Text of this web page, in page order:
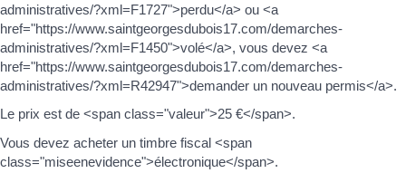
administratives/?xml=F1727">perdu</a> ou <a
href="https://www.saintgeorgesdubois17.com/demarches-
administratives/?xml=F1450">volé</a>, vous devez <a
href="https://www.saintgeorgesdubois17.com/demarches-
administratives/?xml=R42947">demander un nouveau permis</a>.
Le prix est de <span class="valeur">25 €</span>.
Vous devez acheter un timbre fiscal <span
class="miseenevidence">électronique</span>.